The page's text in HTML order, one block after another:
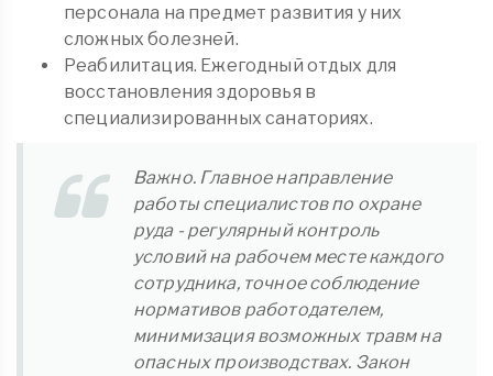
персонала на предмет развития у них
сложных болезней.
Реабилитация. Ежегодный отдых для
восстановления здоровья в
специализированных санаториях.
Важно. Главное направление
работы специалистов по охране
руда - регулярный контроль
условий на рабочем месте каждого
сотрудника, точное соблюдение
нормативов работодателем,
минимизация возможных травм на
опасных производствах. Закон